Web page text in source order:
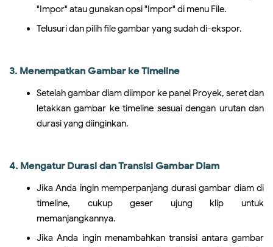
"Impor" atau gunakan opsi "Impor" di menu File.
Telusuri dan pilih file gambar yang sudah di-ekspor.
3. Menempatkan Gambar ke Timeline
Setelah gambar diam diimpor ke panel Proyek, seret dan
letakkan gambar ke timeline sesuai dengan urutan dan
durasi yang diinginkan.
4. Mengatur Durasi dan Transisi Gambar Diam
Jika Anda ingin memperpanjang durasi gambar diam di
timeline, cukup geser ujung klip untuk
memanjangkannya.
Jika Anda ingin menambahkan transisi antara gambar